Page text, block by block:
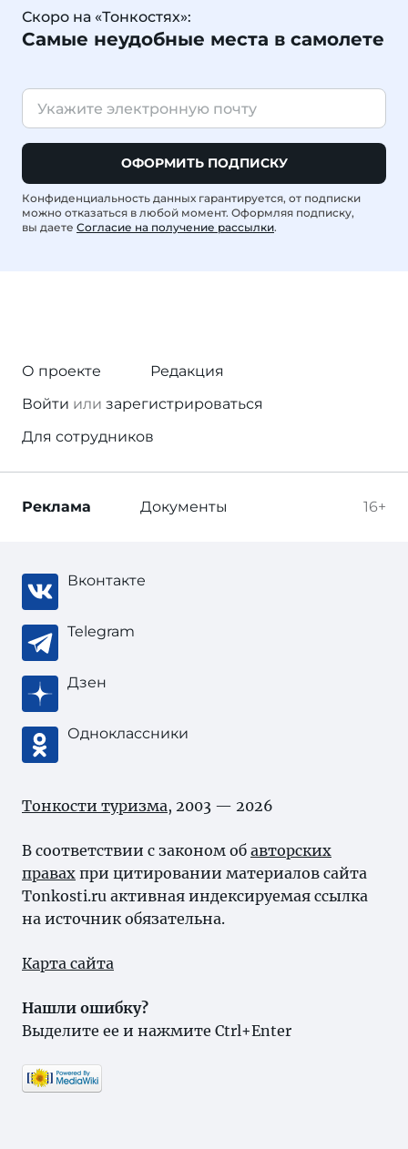
Скоро на «Тонкостях»:
Самые неудобные места в самолете
ОФОРМИТЬ ПОДПИСКУ
Конфиденциальность данных гарантируется, от подписки
можно отказаться в любой момент. Оформляя подписку,
вы даете Согласие на получение рассылки.
О проекте
Редакция
Войти или зарегистрироваться
Для сотрудников
16+
Реклама Документы
Вконтакте
Telegram
Дзен
Одноклассники
Тонкости туризма, 2003 — 2026
В соответствии с законом об авторских
правах при цитировании материалов сайта
Tonkosti.ru активная индексируемая ссылка
на источник обязательна.
Карта сайта
Нашли ошибку?
Выделите ее и нажмите Ctrl+Enter